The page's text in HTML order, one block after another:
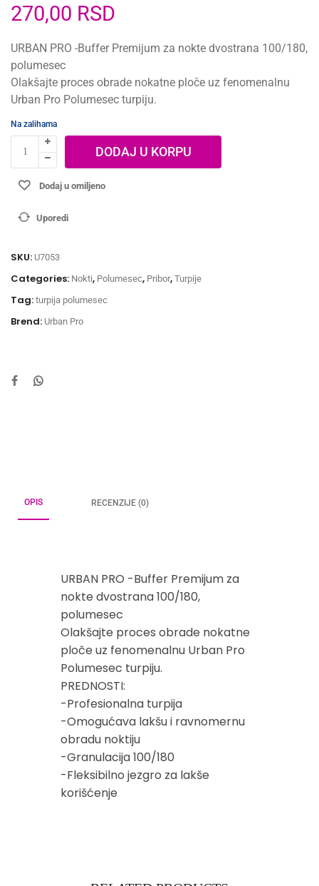
270,00 RSD
URBAN PRO -Buffer Premijum za nokte dvostrana 100/180,
polumesec
Olakšajte proces obrade nokatne ploče uz fenomenalnu
Urban Pro Polumesec turpiju.
Na zalihama
DODAJ U KORPU
Dodaj u omiljeno
Uporedi
SKU: U7053
Categories: Nokti, Polumesec, Pribor, Turpije
Tag: turpija polumesec
Brend: Urban Pro
OPIS RECENZIJE (0)
URBAN PRO -Buffer Premijum za
nokte dvostrana 100/180,
polumesec
Olakšajte proces obrade nokatne
ploče uz fenomenalnu Urban Pro
Polumesec turpiju.
PREDNOSTI:
-Profesionalna turpija
-Omogućava lakšu i ravnomernu
obradu noktiju
-Granulacija 100/180
-Fleksibilno jezgro za lakše
korišćenje